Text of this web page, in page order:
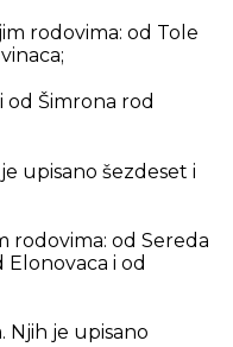
rodovima: od Tole
od Šimrona rod
upisano šezdeset i
rodovima: od Sereda
i od
Njih je upisano